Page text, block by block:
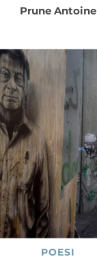
Prune Antoine
POESI